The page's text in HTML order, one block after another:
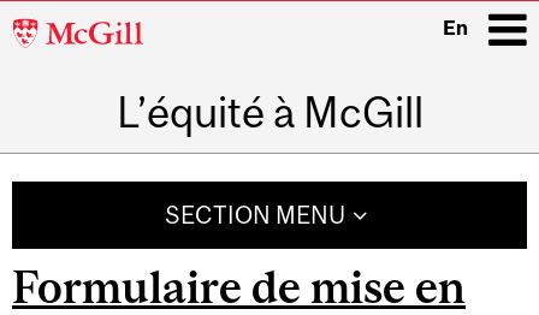
McGill
En
L’équité à McGill
SECTION MENU
Formulaire de mise en